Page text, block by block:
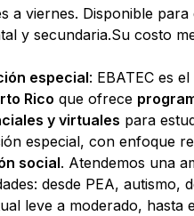
a viernes. Disponible para
y secundaria.Su costo
especial: EBATEC es el
Rico que ofrece
y virtuales para
especial, con enfoque
social. Atendemos una
desde PEA, autismo,
leve a moderado, hasta